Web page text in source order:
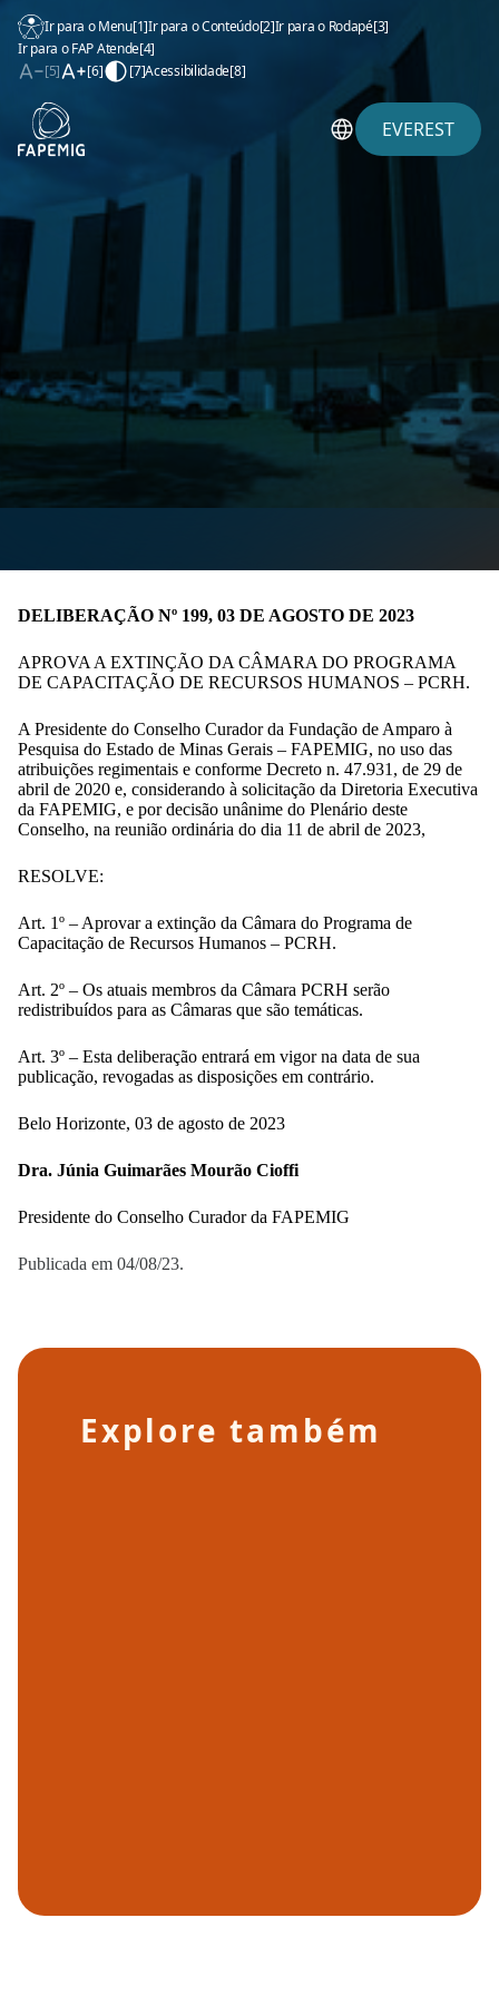
Ir para o Menu[1]Ir para o Conteúdo[2]Ir para o Rodapé[3]
Ir para o FAP Atende[4]
[5]
[6] [7]Acessibilidade[8]
EVEREST
DELIBERAÇÃO Nº 199, 03 DE AGOSTO DE 2023
APROVA A EXTINÇÃO DA CÂMARA DO PROGRAMA
DE CAPACITAÇÃO DE RECURSOS HUMANOS – PCRH.
A Presidente do Conselho Curador da Fundação de Amparo à
Pesquisa do Estado de Minas Gerais – FAPEMIG, no uso das
atribuições regimentais e conforme Decreto n. 47.931, de 29 de
abril de 2020 e, considerando à solicitação da Diretoria Executiva
da FAPEMIG, e por decisão unânime do Plenário deste
Conselho, na reunião ordinária do dia 11 de abril de 2023,
RESOLVE:
Art. 1º – Aprovar a extinção da Câmara do Programa de
Capacitação de Recursos Humanos – PCRH.
Art. 2º – Os atuais membros da Câmara PCRH serão
redistribuídos para as Câmaras que são temáticas.
Art. 3º – Esta deliberação entrará em vigor na data de sua
publicação, revogadas as disposições em contrário.
Belo Horizonte, 03 de agosto de 2023
Dra. Júnia Guimarães Mourão Cioffi
Presidente do Conselho Curador da FAPEMIG
Publicada em 04/08/23.
Explore também